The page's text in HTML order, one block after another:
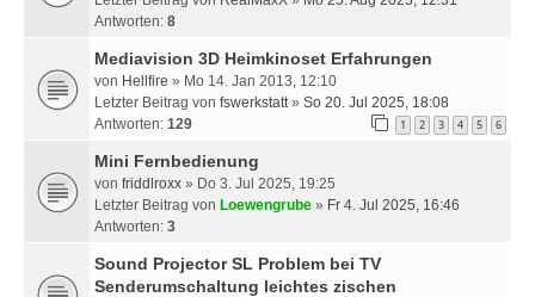
Antworten: 8
Mediavision 3D Heimkinoset Erfahrungen
von Hellfire » Mo 14. Jan 2013, 12:10
Letzter Beitrag von fswerkstatt» So 20. Jul 2025, 18:08
Antworten: 129 1 2 3 4 5 6
Mini Fernbedienung
von friddlroxx » Do 3. Jul 2025, 19:25
Letzter Beitrag von Loewengrube » Fr 4. Jul 2025, 16:46
Antworten: 3
Sound Projector SL Problem bei TV
Senderumschaltung leichtes zischen